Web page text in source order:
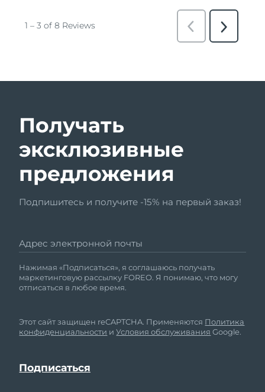
Получать
эксклюзивные
предложения
Подпишитесь и получите -15% на первый заказ!
Адрес электронной почты
Нажимая «Подписаться», я соглашаюсь получать
маркетинговую рассылку FOREO. Я понимаю, что могу
отписаться в любое время.
Этот сайт защищен reCAPTCHA. Применяются Политика
конфиденциальности иУсловия обслуживания Google.